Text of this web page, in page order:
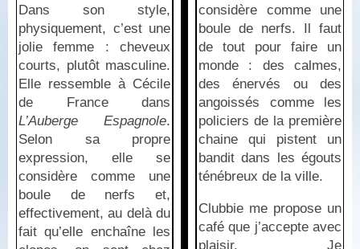
Dans son style,
physiquement, c’est une
jolie femme : cheveux
courts, plutôt masculine.
Elle ressemble à Cécile
de France dans
L’Auberge Espagnole.
Selon sa propre
expression, elle se
considère comme une
boule de nerfs et,
effectivement, au delà du
fait qu’elle enchaîne les
considère comme une
boule de nerfs. Il faut
de tout pour faire un
monde : des calmes,
des énervés ou des
angoissés comme les
policiers de la première
chaine qui pistent un
bandit dans les égouts
ténébreux de la ville.
Clubbie me propose un
café que j’accepte avec
plaisir. Je